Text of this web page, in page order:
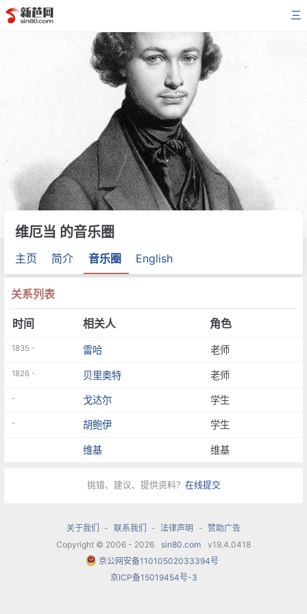
三
维厄当 的音乐圈
主页 简介 音乐圈 English
关系列表
时间 相关人 角色
1835 - 雷哈 老师
1826 - 贝里奥特 老师
- 戈达尔 学生
- 胡鲍伊 学生
维基 维基
挑错、建议、提供资料？ 在线提交
关于我们 - 联系我们 - 法律声明 - 赞助广告
Copyright © 2006 - 2026
sin80.com
v19.4.0418
京公网安备11010502033394号
京ICP备15019454号-3